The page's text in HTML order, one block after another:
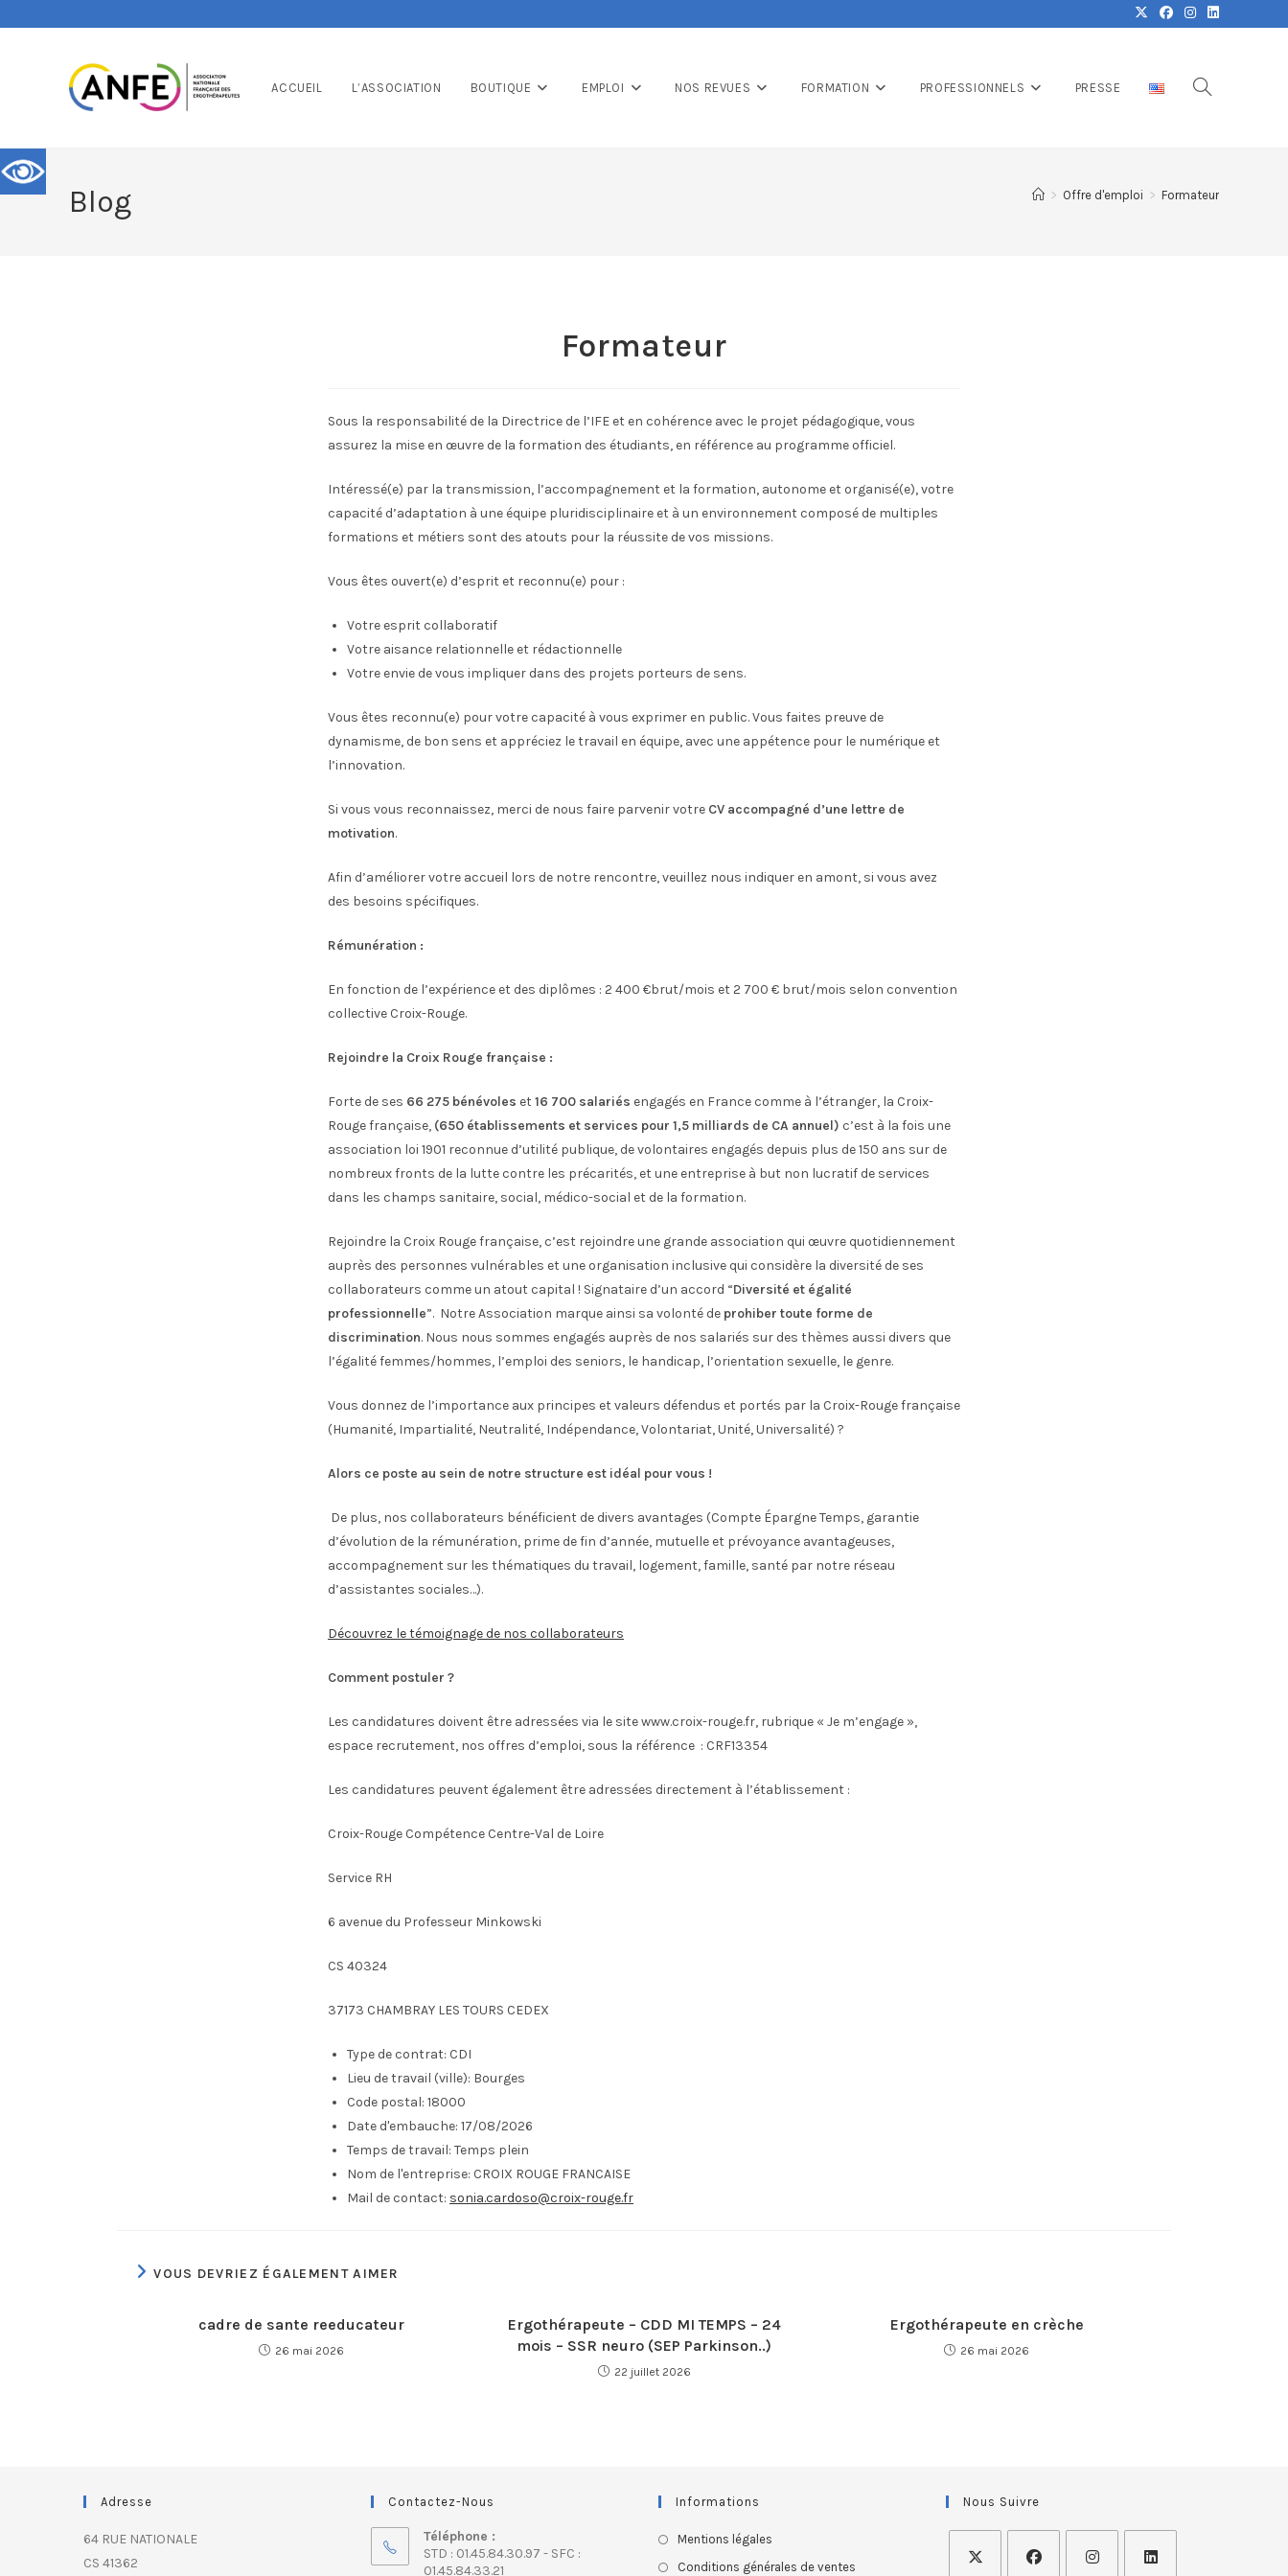
ACCUEIL L’ASSOCIATION BOUTIQUE EMPLOI NOS REVUES FORMATION PROFESSIONNELS PRESSE
Blog > Offre d'emploi > Formateur
Formateur
Sous la responsabilité de la Directrice de l’IFE et en cohérence avec le projet pédagogique, vous
assurez la mise en œuvre de la formation des étudiants, en référence au programme officiel.
Intéressé(e) par la transmission, l’accompagnement et la formation, autonome et organisé(e), votre
capacité d’adaptation à une équipe pluridisciplinaire et à un environnement composé de multiples
formations et métiers sont des atouts pour la réussite de vos missions.
Vous êtes ouvert(e) d’esprit et reconnu(e) pour :
Votre esprit collaboratif
Votre aisance relationnelle et rédactionnelle
Votre envie de vous impliquer dans des projets porteurs de sens.
Vous êtes reconnu(e) pour votre capacité à vous exprimer en public. Vous faites preuve de
dynamisme, de bon sens et appréciez le travail en équipe, avec une appétence pour le numérique et
l’innovation.
Si vous vous reconnaissez, merci de nous faire parvenir votre CV accompagné d’une lettre de
motivation.
Afin d’améliorer votre accueil lors de notre rencontre, veuillez nous indiquer en amont, si vous avez
des besoins spécifiques.
Rémunération :
En fonction de l’expérience et des diplômes : 2 400 €brut/mois et 2 700 € brut/mois selon convention
collective Croix-Rouge.
Rejoindre la Croix Rouge française :
Forte de ses 66 275 bénévoles et16 700 salariés engagés en France comme à l’étranger, la Croix-
Rouge française, (650 établissements et services pour 1,5 milliards de CA annuel) c’est à la fois une
association loi 1901 reconnue d’utilité publique, de volontaires engagés depuis plus de 150 ans sur de
nombreux fronts de la lutte contre les précarités, et une entreprise à but non lucratif de services
dans les champs sanitaire, social, médico-social et de la formation.
Rejoindre la Croix Rouge française, c’est rejoindre une grande association qui œuvre quotidiennement
auprès des personnes vulnérables et une organisation inclusive qui considère la diversité de ses
collaborateurs comme un atout capital ! Signataire d’un accord “Diversité et égalité
professionnelle”. Notre Association marque ainsi sa volonté de prohiber toute forme de
discrimination. Nous nous sommes engagés auprès de nos salariés sur des thèmes aussi divers que
l’égalité femmes/hommes, l’emploi des seniors, le handicap, l’orientation sexuelle, le genre.
Vous donnez de l’importance aux principes et valeurs défendus et portés par la Croix-Rouge française
(Humanité, Impartialité, Neutralité, Indépendance, Volontariat, Unité, Universalité) ?
Alors ce poste au sein de notre structure est idéal pour vous !
De plus, nos collaborateurs bénéficient de divers avantages (Compte Épargne Temps, garantie
d’évolution de la rémunération, prime de fin d’année, mutuelle et prévoyance avantageuses,
accompagnement sur les thématiques du travail, logement, famille, santé par notre réseau
d’assistantes sociales…).
Découvrez le témoignage de nos collaborateurs
Comment postuler ?
Les candidatures doivent être adressées via le site www.croix-rouge.fr, rubrique « Je m’engage »,
espace recrutement, nos offres d’emploi, sous la référence : CRF13354
Les candidatures peuvent également être adressées directement à l’établissement :
Croix-Rouge Compétence Centre-Val de Loire
Service RH
6 avenue du Professeur Minkowski
CS 40324
37173 CHAMBRAY LES TOURS CEDEX
Type de contrat: CDI
Lieu de travail (ville): Bourges
Code postal: 18000
Date d'embauche: 17/08/2026
Temps de travail: Temps plein
Nom de l'entreprise: CROIX ROUGE FRANCAISE
Mail de contact: sonia.cardoso@croix-rouge.fr
VOUS DEVRIEZ ÉGALEMENT AIMER
cadre de sante reeducateur
26 mai 2026
Ergothérapeute – CDD MI TEMPS – 24
mois – SSR neuro (SEP Parkinson..)
22 juillet 2026
Ergothérapeute en crèche
26 mai 2026
Adresse
64 RUE NATIONALE
CS 41362
Contactez-Nous
Téléphone :
STD : 01.45.84.30.97 - SFC :
01.45.84.33.21
Informations
Mentions légales
Conditions générales de ventes
Nous Suivre